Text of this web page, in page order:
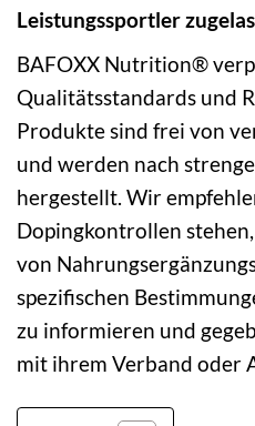
Leistungssportler
BAFOXX Nutrition®
Qualitätsstandards und
Produkte sind frei von
und werden nach
hergestellt. Wir
Dopingkontrollen
von
spezifischen
zu informieren und
mit ihrem Verband oder